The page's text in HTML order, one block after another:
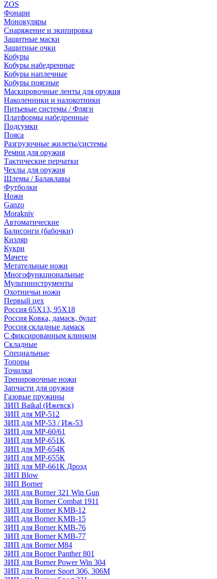
ZOS
Фонари
Монокуляры
Снаряжение и экипировка
Защитные маски
Защитные очки
Кобуры
Кобуры набедренные
Кобуры наплечные
Кобуры поясные
Маскировочные ленты для оружия
Наколенники и налокотники
Питьевые системы / Фляги
Платформы набедренные
Подсумки
Пояса
Разгрузочные жилеты/системы
Ремни для оружия
Тактические перчатки
Чехлы для оружия
Шлемы / Балаклавы
Футболки
Ножи
Ganzo
Morakniv
Автоматические
Балисонги (бабочки)
Кизляр
Кукри
Мачете
Метательные ножи
Многофункциональные
Мультиинструменты
Охотничьи ножи
Первый цех
Россия 65Х13, 95Х18
Россия Ковка, дамаск, булат
Россия складные дамаск
С фиксированным клинком
Складные
Специальные
Топоры
Точилки
Тренировочные ножи
Запчасти для оружия
Газовые пружины
ЗИП Baikal (Ижевск)
ЗИП для МР-512
ЗИП для МР-53 / Иж-53
ЗИП для МР-60/61
ЗИП для МР-651К
ЗИП для МР-654К
ЗИП для МР-655К
ЗИП для МР-661К Дрозд
ЗИП Blow
ЗИП Borner
ЗИП для Borner 321 Win Gun
ЗИП для Borner Combat 1911
ЗИП для Borner KMB-12
ЗИП для Borner KMB-15
ЗИП для Borner KMB-76
ЗИП для Borner KMB-77
ЗИП для Borner M84
ЗИП для Borner Panther 801
ЗИП для Borner Power Win 304
ЗИП для Borner Sport 306, 306M